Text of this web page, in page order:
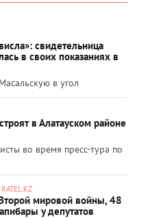
свидетельница
в своих показаниях в
в угол
в Алатауском районе
во время пресс-тура по
мировой войны, 48
у депутатов